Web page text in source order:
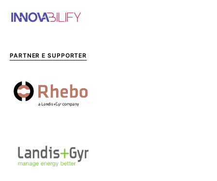
PARTNER E SUPPORTER